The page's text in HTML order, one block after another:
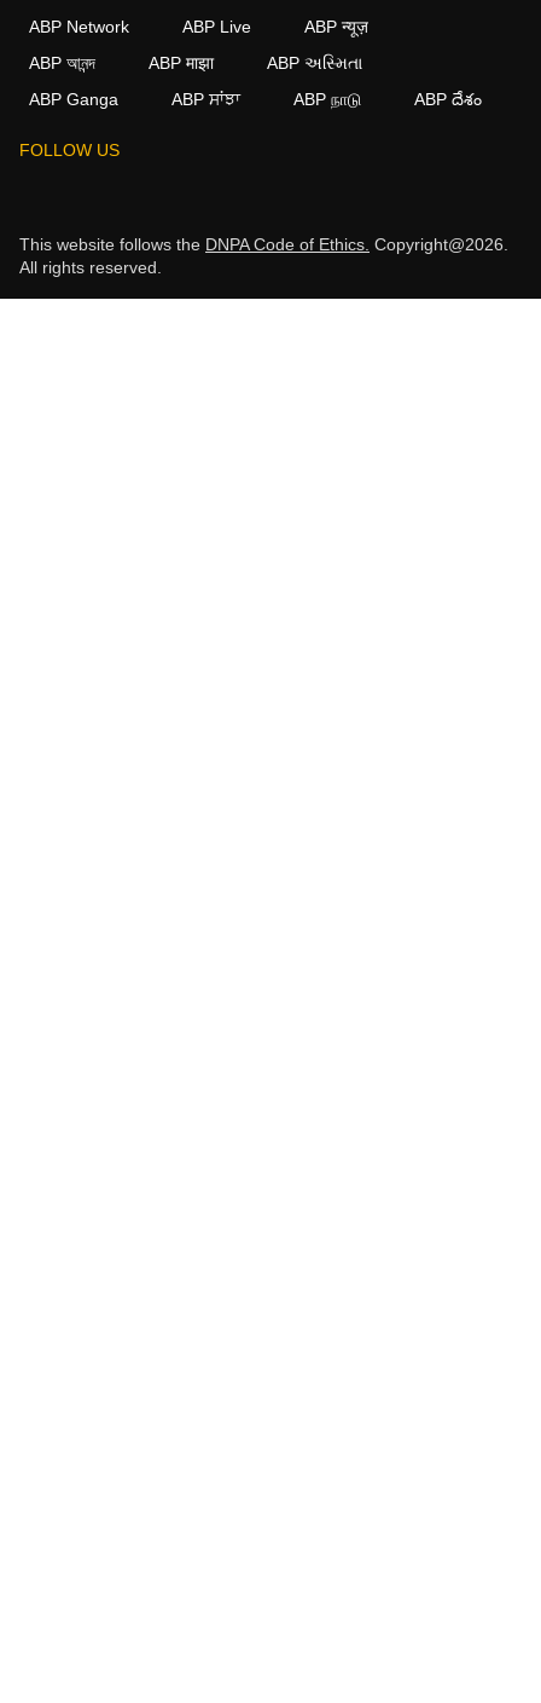
ABP Network ABP Live
ABP न्यूज़
ABP আনন্দ
ABP माझा
ABP અસ્મિતા
ABP Ganga
ABP ਸਾਂਝਾ ABP நாடு ABP దేశం
FOLLOW US
This website follows the DNPA Code of Ethics. Copyright@2026.
All rights reserved.